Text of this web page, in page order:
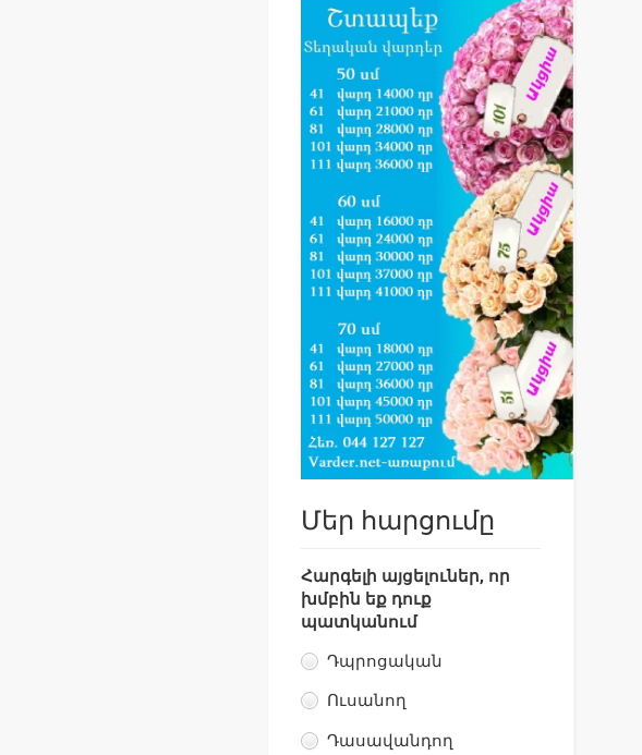
Մեր հարցումը
Հարգելի այցելուներ, որ
խմբին եք դուք
պատկանում
Դպրոցական
Ուսանող
Դասավանդող